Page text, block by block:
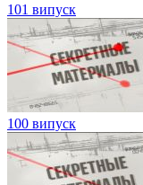
101 випуск
100 випуск